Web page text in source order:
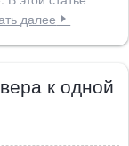
далее
к одной